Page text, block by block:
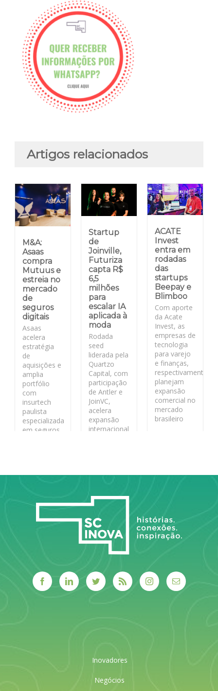
Artigos relacionados
M&A:
Asaas
compra
Mutuus e
estreia no
mercado
de
seguros
digitais
Asaas
acelera
estratégia
de
aquisições e
amplia
portfólio
com
insurtech
paulista
especializada
em seguros
Startup
de
Joinville,
Futuriza
capta R$
6,5
milhões
para
escalar IA
aplicada à
moda
Rodada
seed
liderada pela
Quartzo
Capital, com
participação
de Antler e
JoinVC,
acelera
expansão
internacional
ACATE
Invest
entra em
rodadas
das
startups
Beepay e
Blimboo
Com aporte
da Acate
Invest, as
empresas de
tecnologia
para varejo
e finanças,
respectivamente,
planejam
expansão
comercial no
mercado
brasileiro
Inovadores
Negócios